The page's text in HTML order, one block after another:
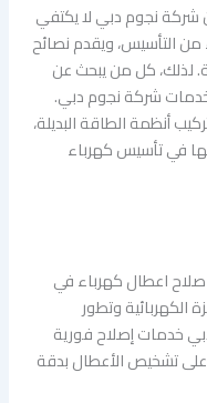
نجوم دبي لا يكتفي
من التأسيس، ويقدم نصائح
لذلك، كل من يبحث عن
شركة نجوم دبي.
أنظمة الطاقة البديلة،
في تأسيس كهرباء
اعطال كهرباء في
الكهربائية وتطور
خدمات إصلاح فورية
تشخيص الأعطال بدقة